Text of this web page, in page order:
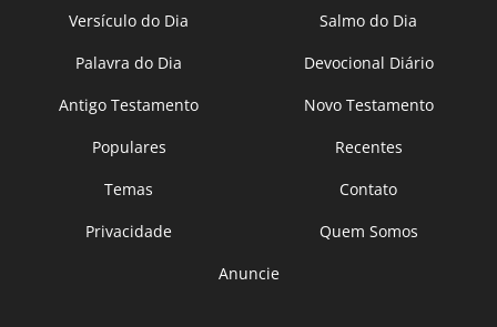
Versículo do Dia
Salmo do Dia
Palavra do Dia
Devocional Diário
Antigo Testamento
Novo Testamento
Populares
Recentes
Temas
Contato
Privacidade
Quem Somos
Anuncie